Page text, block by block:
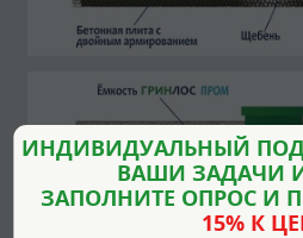
ИНДИВИДУАЛЬНЫЙ
ВАШИ ЗАДАЧИ
ЗАПОЛНИТЕ ОПРОС И
15% К